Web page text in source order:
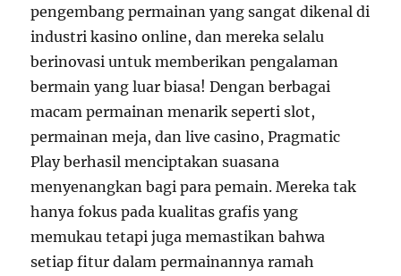
pengembang permainan yang sangat dikenal di
industri kasino online, dan mereka selalu
berinovasi untuk memberikan pengalaman
bermain yang luar biasa! Dengan berbagai
macam permainan menarik seperti slot,
permainan meja, dan live casino, Pragmatic
Play berhasil menciptakan suasana
menyenangkan bagi para pemain. Mereka tak
hanya fokus pada kualitas grafis yang
memukau tetapi juga memastikan bahwa
setiap fitur dalam permainannya ramah